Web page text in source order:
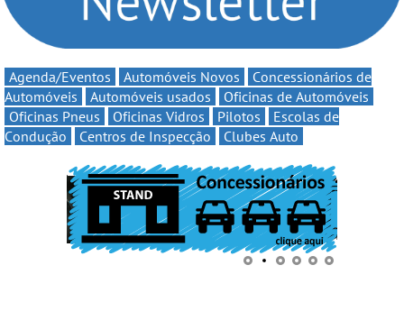
Agenda/Eventos Automóveis Novos
Concessionários de
Automóveis
Automóveis usados
Oficinas de Automóveis
Oficinas Pneus
Oficinas Vidros Pilotos
Escolas de
Condução
Centros de Inspecção Clubes Auto